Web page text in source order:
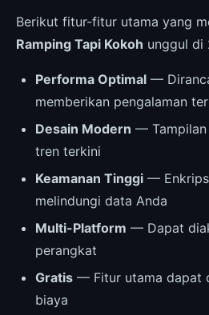
Berikut fitur-fitur utama yang
Ramping Tapi Kokoh unggul di
Performa Optimal —
memberikan pengalaman
Desain Modern — Tampilan
tren terkini
Keamanan Tinggi —
melindungi data Anda
Multi-Platform — Dapat
perangkat
Gratis — Fitur utama dapat
biaya